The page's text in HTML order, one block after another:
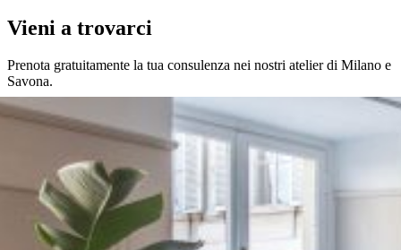
Vieni a trovarci
Prenota gratuitamente la tua consulenza nei nostri atelier di Milano e
Savona.